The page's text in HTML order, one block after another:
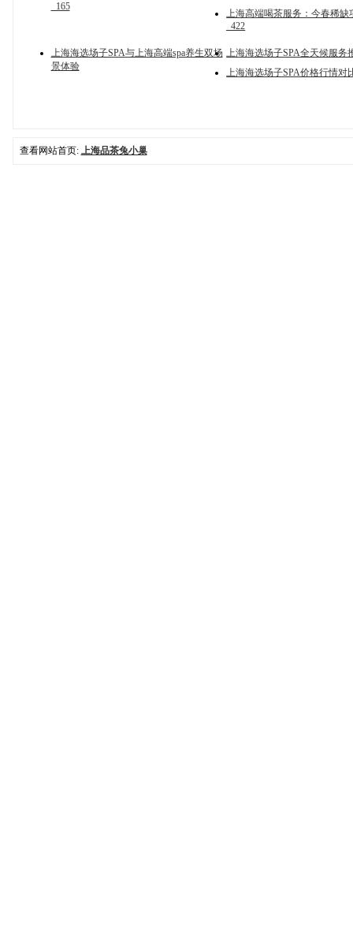
_165
上海高端喝茶服务：今春稀缺
_422
上海海选场子SPA与上海高端spa养生双场
景体验
上海海选场子SPA全天候服务
上海海选场子SPA价格行情对
查看网站首页: 上海品茶兔小巢